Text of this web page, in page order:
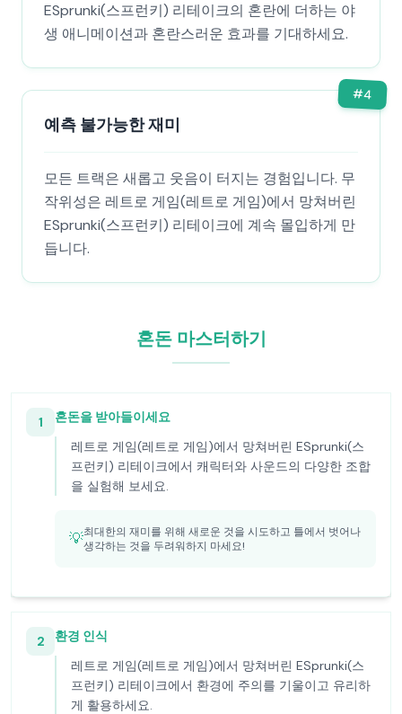
ESprunki(스프런키) 리테이크의 혼란에 더하는 야
생 애니메이션과 혼란스러운 효과를 기대하세요.
#4
예측 불가능한 재미
모든 트랙은 새롭고 웃음이 터지는 경험입니다. 무
작위성은 레트로 게임(레트로 게임)에서 망쳐버린
ESprunki(스프런키) 리테이크에 계속 몰입하게 만
듭니다.
혼돈 마스터하기
1
혼돈을 받아들이세요
레트로 게임(레트로 게임)에서 망쳐버린 ESprunki(스
프런키) 리테이크에서 캐릭터와 사운드의 다양한 조합
을 실험해 보세요.
💡최대한의 재미를 위해 새로운 것을 시도하고 틀에서 벗어나
생각하는 것을 두려워하지 마세요!
2
환경 인식
레트로 게임(레트로 게임)에서 망쳐버린 ESprunki(스
프런키) 리테이크에서 환경에 주의를 기울이고 유리하
게 활용하세요.